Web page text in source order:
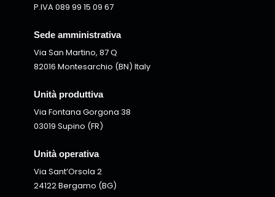
P.IVA 089 99 15 09 67
Sede amministrativa
Via San Martino, 87 Q
82016 Montesarchio (BN) Italy
Unità produttiva
Via Fontana Gorgona 38
03019 Supino (FR)
Unità operativa
Via Sant’Orsola 2
24122 Bergamo (BG)